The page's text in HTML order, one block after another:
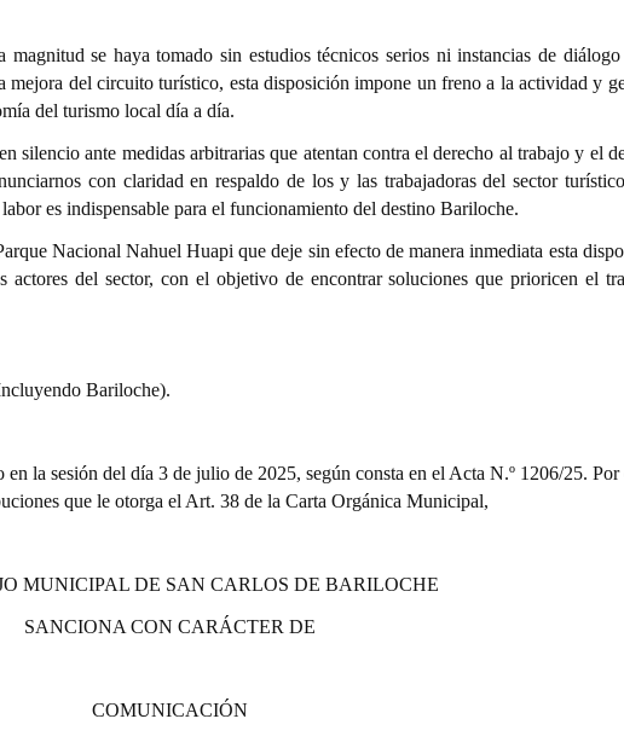
magnitud se haya tomado sin estudios técnicos serios ni instancias de
del circuito turístico, esta disposición impone un freno a la actividad y
del turismo local día a día.
silencio ante medidas arbitrarias que atentan contra el derecho al trabajo y el
con claridad en respaldo de los y las trabajadoras del sector
es indispensable para el funcionamiento del destino Bariloche.
Nacional Nahuel Huapi que deje sin efecto de manera inmediata esta
actores del sector, con el objetivo de encontrar soluciones que prioricen el
Bariloche).
la sesión del día 3 de julio de 2025, según consta en el Acta N.º 1206/25. Por
que le otorga el Art. 38 de la Carta Orgánica Municipal,
MUNICIPAL DE SAN CARLOS DE BARILOCHE
SANCIONA CON CARÁCTER DE
COMUNICACIÓN